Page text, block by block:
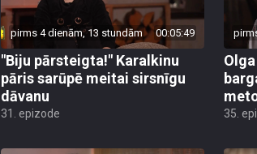
pirms 4 dienām, 13 stundām 00:05:49
"Biju pārsteigta!" Karalkinu
pāris sarūpē meitai sirsnīgu
dāvanu
31. epizode 35.